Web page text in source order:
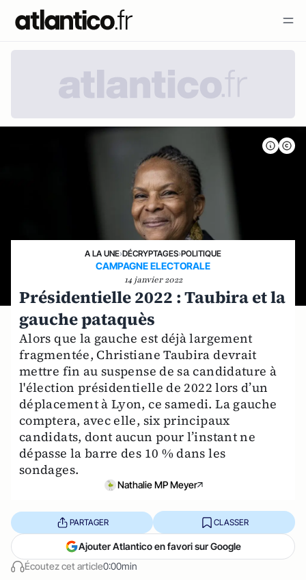
A LA UNE›DÉCRYPTAGES›POLITIQUE
CAMPAGNE ELECTORALE
14 janvier 2022
Présidentielle 2022 : Taubira et la
gauche pataquès
Alors que la gauche est déjà largement
fragmentée, Christiane Taubira devrait
mettre fin au suspense de sa candidature à
l'élection présidentielle de 2022 lors d’un
déplacement à Lyon, ce samedi. La gauche
comptera, avec elle, six principaux
candidats, dont aucun pour l’instant ne
dépasse la barre des 10 % dans les
sondages.
Nathalie MP Meyer
Écoutez cet article0:00min
PARTAGER CLASSER
Ajouter Atlantico en favori sur Google